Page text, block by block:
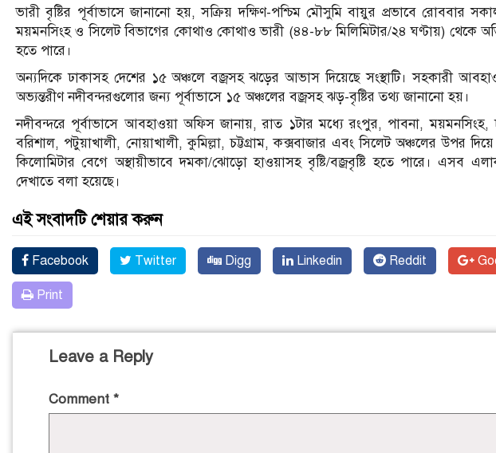
ভারী বৃষ্টির পূর্বাভাসে জানানো হয়, সক্রিয় দক্ষিণ-পশ্চিম মৌসুমি বায়ুর প্রভাবে রোববার
ময়মনসিংহ ও সিলেট বিভাগের কোথাও কোথাও ভারী (৪৪-৮৮ মিলিমিটার/২৪ ঘণ্টায়) থেকে
হতে পারে।
অন্যদিকে ঢাকাসহ দেশের ১৫ অঞ্চলে বজ্রসহ ঝড়ের আভাস দিয়েছে সংস্থাটি। সহকারী
অভ্যন্তরীণ নদীবন্দরগুলোর জন্য পূর্বাভাসে ১৫ অঞ্চলের বজ্রসহ ঝড়-বৃষ্টির তথ্য জানানো হয়।
নদীবন্দরে পূর্বাভাসে আবহাওয়া অফিস জানায়, রাত ১টার মধ্যে রংপুর, পাবনা,
বরিশাল, পটুয়াখালী, নোয়াখালী, কুমিল্লা, চট্টগ্রাম, কক্সবাজার এবং সিলেট অঞ্চলের উপর
কিলোমিটার বেগে অস্থায়ীভাবে দমকা/ঝোড়ো হাওয়াসহ বৃষ্টি/বজ্রবৃষ্টি হতে পারে। এসব
দেখাতে বলা হয়েছে।
এই সংবাদটি শেয়ার করুন
Facebook Twitter Digg Linkedin Reddit
Print
Leave a Reply
Comment *